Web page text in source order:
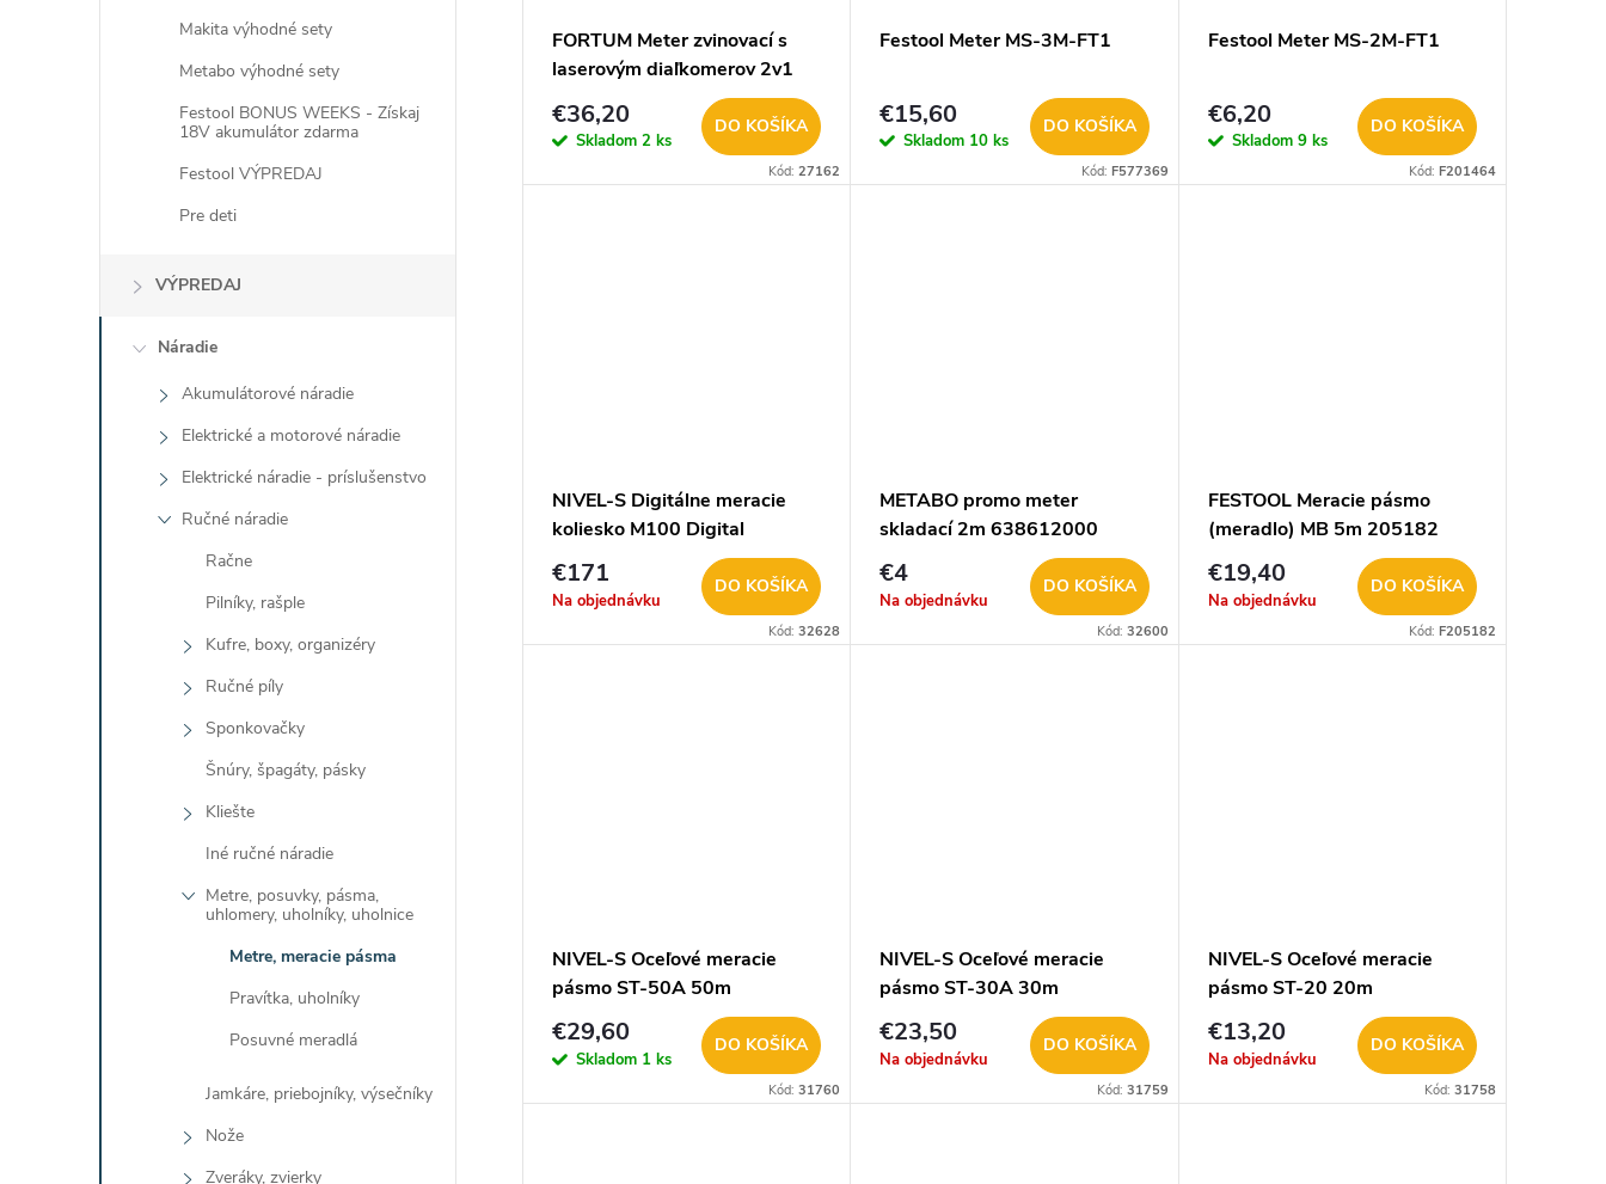
Makita výhodné sety
Metabo výhodné sety
Festool BONUS WEEKS - Získaj
18V akumulátor zdarma
Festool VÝPREDAJ
Pre deti
VÝPREDAJ
Náradie
Akumulátorové náradie
Elektrické a motorové náradie
Elektrické náradie - príslušenstvo
Ručné náradie
Račne
Pilníky, rašple
Kufre, boxy, organizéry
Ručné píly
Sponkovačky
Šnúry, špagáty, pásky
Kliešte
Iné ručné náradie
Metre, posuvky, pásma,
uhlomery, uholníky, uholnice
Metre, meracie pásma
Pravítka, uholníky
Posuvné meradlá
Jamkáre, priebojníky, výsečníky
Nože
Zveráky, zvierky
d
o
FORTUM Meter zvinovací s
laserovým diaľkomerov 2v1
€36,20
Skladom 2 ks
DO KOŠÍKA
Kód:27162
Festool Meter MS-3M-FT1
€15,60
Skladom 10 ks
DO KOŠÍKA
Kód: F577369
Festool Meter MS-2M-FT1
€6,20
Skladom 9 ks
DO KOŠÍKA
Kód: F201464
NIVEL-S Digitálne meracie
koliesko M100 Digital
€171
Na objednávku
DO KOŠÍKA
Kód:32628
METABO promo meter
skladací 2m 638612000
€4
Na objednávku
DO KOŠÍKA
Kód: 32600
FESTOOL Meracie pásmo
(meradlo) MB 5m 205182
€19,40
Na objednávku
DO KOŠÍKA
Kód: F205182
NIVEL-S Oceľové meracie
pásmo ST-50A 50m
€29,60
Skladom 1 ks
DO KOŠÍKA
Kód:31760
NIVEL-S Oceľové meracie
pásmo ST-30A 30m
€23,50
Na objednávku
DO KOŠÍKA
Kód: 31759
NIVEL-S Oceľové meracie
pásmo ST-20 20m
€13,20
Na objednávku
DO KOŠÍKA
Kód: 31758